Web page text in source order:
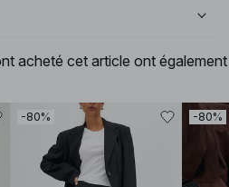
acheté cet article ont également
-80% -80%